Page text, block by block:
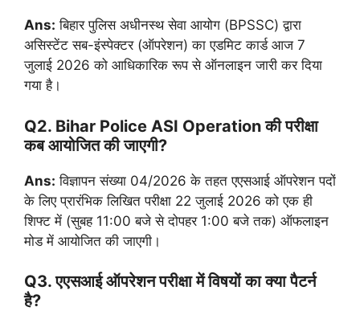
Ans: बिहार पुलिस अधीनस्थ सेवा आयोग (BPSSC) द्वारा
असिस्टेंट सब-इंस्पेक्टर (ऑपरेशन) का एडमिट कार्ड आज 7
जुलाई 2026 को आधिकारिक रूप से ऑनलाइन जारी कर दिया
गया है।
Q2. Bihar Police ASI Operation की परीक्षा
कब आयोजित की जाएगी?
Ans: विज्ञापन संख्या 04/2026 के तहत एएसआई ऑपरेशन पदों
के लिए प्रारंभिक लिखित परीक्षा 22 जुलाई 2026 को एक ही
शिफ्ट में (सुबह 11:00 बजे से दोपहर 1:00 बजे तक) ऑफलाइन
मोड में आयोजित की जाएगी।
Q3. एएसआई ऑपरेशन परीक्षा में विषयों का क्या पैटर्न
है?